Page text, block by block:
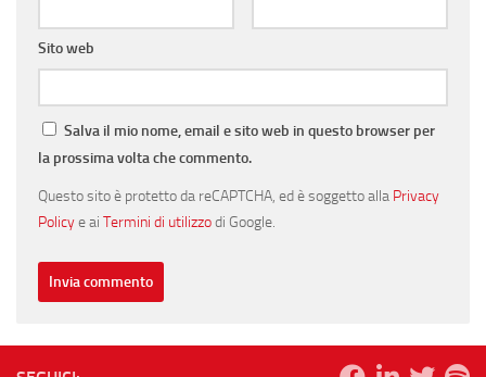
Sito web
Salva il mio nome, email e sito web in questo browser per
la prossima volta che commento.
Questo sito è protetto da reCAPTCHA, ed è soggetto alla Privacy
Policye ai Termini di utilizzodi Google.